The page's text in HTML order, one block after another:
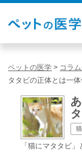
ペットの医学 > コラ
タタビの正体とは一体
「猫にマタタビ